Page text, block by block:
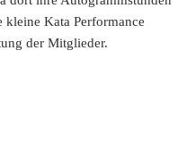
Kata Performance
der Mitglieder.